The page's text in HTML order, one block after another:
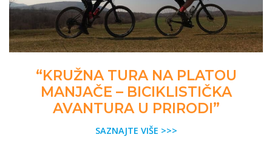
“KRUŽNA TURA NA PLATOU
MANJAČE – BICIKLISTIČKA
AVANTURA U PRIRODI”
SAZNAJTE VIŠE >>>